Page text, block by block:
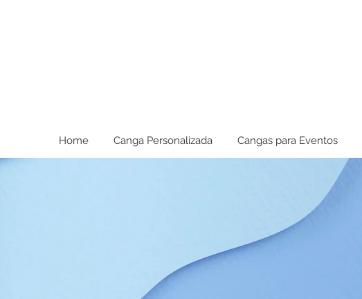
Home Canga Personalizada Cangas para Eventos